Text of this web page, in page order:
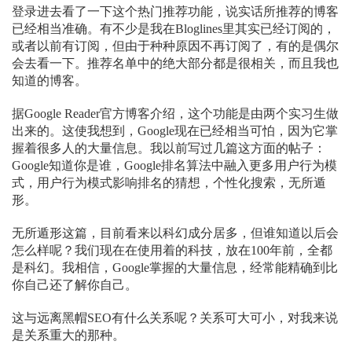
登录进去看了一下这个热门推荐功能，说实话所推荐的博客
已经相当准确。有不少是我在Bloglines里其实已经订阅的，
或者以前有订阅，但由于种种原因不再订阅了，有的是偶尔
会去看一下。推荐名单中的绝大部分都是很相关，而且我也
知道的博客。
据Google Reader官方博客介绍，这个功能是由两个实习生做
出来的。这使我想到，Google现在已经相当可怕，因为它掌
握着很多人的大量信息。我以前写过几篇这方面的帖子：
Google知道你是谁，Google排名算法中融入更多用户行为模
式，用户行为模式影响排名的猜想，个性化搜索，无所遁
形。
无所遁形这篇，目前看来以科幻成分居多，但谁知道以后会
怎么样呢？我们现在在使用着的科技，放在100年前，全都
是科幻。我相信，Google掌握的大量信息，经常能精确到比
你自己还了解你自己。
这与远离黑帽SEO有什么关系呢？关系可大可小，对我来说
是关系重大的那种。